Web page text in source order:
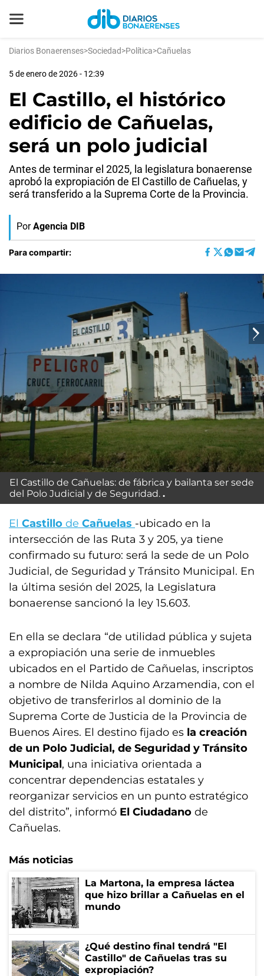
Diarios Bonaerenses>Sociedad>Política>Cañuelas
5 de enero de 2026 - 12:39
El Castillo, el histórico
edificio de Cañuelas,
será un polo judicial
Antes de terminar el 2025, la legislatura bonaerense
aprobó la expropiación de El Castillo de Cañuelas, y
será transferido a la Suprema Corte de la Provincia.
Por Agencia DIB
Para compartir:
El Castillo de Cañuelas: de fábrica y bailanta ser sede
del Polo Judicial y de Seguridad.
El Castillo de Cañuelas -ubicado en la
intersección de las Ruta 3 y 205, ya tiene
confirmado su futuro: será la sede de un Polo
Judicial, de Seguridad y Tránsito Municipal. En
la última sesión del 2025, la Legislatura
bonaerense sancionó la ley 15.603.
En ella se declara “de utilidad pública y sujeta
a expropiación una serie de inmuebles
ubicados en el Partido de Cañuelas, inscriptos
a nombre de Nilda Aquino Arzamendia, con el
objetivo de transferirlos al dominio de la
Suprema Corte de Justicia de la Provincia de
Buenos Aires. El destino fijado es la creación
de un Polo Judicial, de Seguridad y Tránsito
Municipal, una iniciativa orientada a
concentrar dependencias estatales y
reorganizar servicios en un punto estratégico
del distrito”, informó El Ciudadano de
Cañuelas.
Más noticias
La Martona, la empresa láctea
que hizo brillar a Cañuelas en el
mundo
¿Qué destino final tendrá "El
Castillo" de Cañuelas tras su
expropiación?